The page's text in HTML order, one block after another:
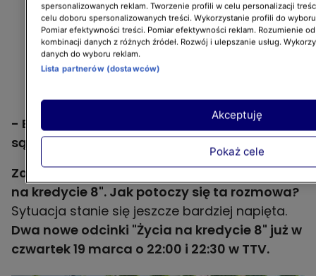
- Bo mama wybiera jak pod siebie [...]. Ale to
są moje urodziny!- przyznaje otwarcie Ania.
Zobaczcie fragment nowego odcinka "Życia
na kredycie 8". Jak potoczy się ta rozmowa?
Sytuacja stanie się jeszcze bardziej napięta.
Dwa nowe odcinki "Życia na kredycie 8" już w
czwartek 19 marca o 22:00 i 22:30 w TTV.
spersonalizowanych reklam. Tworzenie profili w celu personalizacji
celu doboru spersonalizowanych treści. Wykorzystanie profili do
Pomiar efektywności treści. Pomiar efektywności reklam. Rozumienie
kombinacji danych z różnych źródeł. Rozwój i ulepszanie usług.
danych do wyboru reklam.
Lista partnerów (dostawców)
Pokaż cele
Akceptuję